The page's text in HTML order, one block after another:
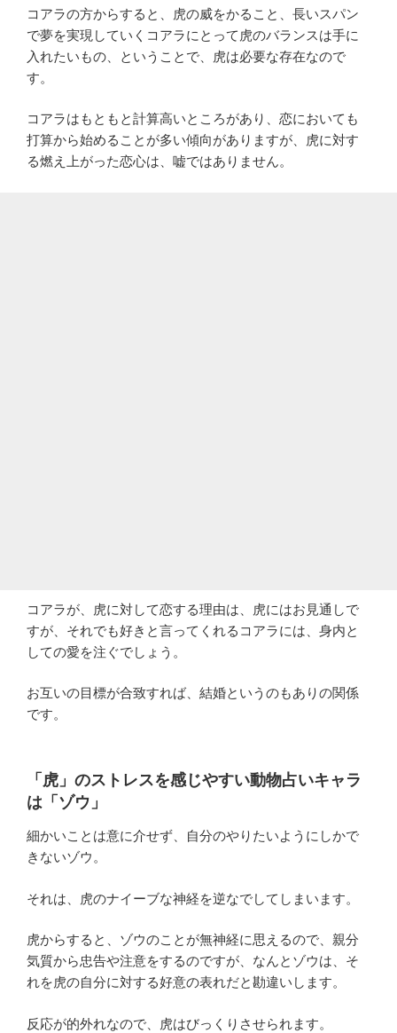
コアラの方からすると、虎の威をかること、長いスパン
で夢を実現していくコアラにとって虎のバランスは手に
入れたいもの、ということで、虎は必要な存在なので
す。
コアラはもともと計算高いところがあり、恋においても
打算から始めることが多い傾向がありますが、虎に対す
る燃え上がった恋心は、嘘ではありません。
コアラが、虎に対して恋する理由は、虎にはお見通しで
すが、それでも好きと言ってくれるコアラには、身内と
しての愛を注ぐでしょう。
お互いの目標が合致すれば、結婚というのもありの関係
です。
「虎」のストレスを感じやすい動物占いキャラ
は「ゾウ」
細かいことは意に介せず、自分のやりたいようにしかで
きないゾウ。
それは、虎のナイーブな神経を逆なでしてしまいます。
虎からすると、ゾウのことが無神経に思えるので、親分
気質から忠告や注意をするのですが、なんとゾウは、そ
れを虎の自分に対する好意の表れだと勘違いします。
反応が的外れなので、虎はびっくりさせられます。